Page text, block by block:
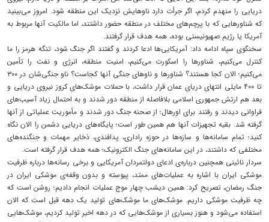
دریایی را منهدم کردم، اگر جرأت دارد ناوهایش نزدیک این منطقه شود. امروز می‌بینید
که شناورهایی که با پرچم‌های مختلف در منطقه حضور داشتند، اما مالکیت آنها مربوط به
آمریکا یا رژیم صهیونیستی بوده، همه هدف قرار گرفتند.
سخنگوی‌ سپاه ادامه داد: آمریکایی‌ها ادعا کردند و گفتند اگر جنگ شود، تنگه هرمز را ما
کنترل می‌کنیم، شناورها را اسکورت می‌کنیم، امنیت منطقه، انرژی و نفت را تأمین
می‌کنیم؛ الان کجا هستند؟ شناورها و ناوهای جنگی آنها کجاست؟ ناو جنگی‌شان در ۳۰۰
تا ۴۰۰ مایلی انتهای دریای عمان قرار داشت، با حملات موشک‌های کروز نیروی دریایی و
بعد هم ارتش جمهوری اسلامی بلافاصله از منطقه دور شدند و به احتمال زیاد آسیب‌های
فراوانی دیدند و رفتند برای اورهال؛ از صحنه جنگ دور شدند و مأموریت عملیاتی از آنها
گرفته شد. بقیه تجهیزات آنها هم همین طور است؛ پایگاه‌های دریایی دشمن را الان نگاه
کنید؛ تمام سامانه‌ها و سازه‌ها در حوزه راداری، پدافندی، ذخایر مهمات و جنگنده‌های
مختلفی که داشتند، در این سامانه‌های جنگ الکترونیک؛ همه هدف قرار گرفته است.
سردار نائینی همچنین درباره‌ی ادعای دولتمردان آمریکایی و برخی رسانه‌ها درباره ظرفیت
موشکی ایران با اشاره به عملیات‌های ممتد، پیوسته و بدون وقفه‌ی موشکی ایران در
جنگ رمضان، تصریح کرد: همین دیشب چهار موج عملیات انجام دادیم؛ روشن است که
چه ظرفیت موشکی داریم. موشک‌های ما موشک‌های تولید یک دهه قبل است که الان
استفاده می‌شود و هنوز بسیاری از موشک‌هایی که در دهه اخیر تولید کردیم، موشک‌هایی